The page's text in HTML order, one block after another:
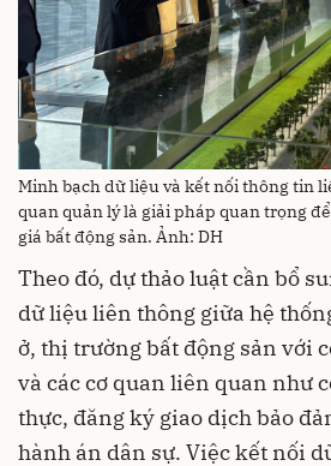
Minh bạch dữ liệu và kết nối thông tin
quan quản lý là giải pháp quan trọng
giá bất động sản. Ảnh: DH
Theo đó, dự thảo luật cần bổ
dữ liệu liên thông giữa hệ
ở, thị trường bất động sản với
và các cơ quan liên quan như
thực, đăng ký giao dịch bảo
hành án dân sự. Việc kết nối